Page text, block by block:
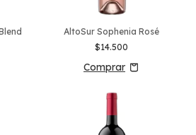
AltoSur Sophenia Rosé
$14.500